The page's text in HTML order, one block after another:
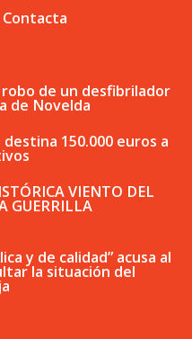
Contacta
de un desfibrilador
de Novelda
150.000 euros a
VIENTO DEL
GUERRILLA
y de calidad” acusa al
la situación del